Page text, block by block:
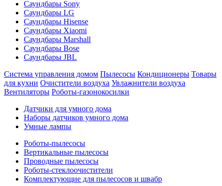
Саундбары Sony
Саундбары LG
Саундбары Hisense
Саундбары Xiaomi
Саундбары Marshall
Саундбары Bose
Саундбары JBL
Система управления домом Пылесосы Кондиционеры Товары
для кухни Очистители воздуха Увлажнители воздуха
Вентиляторы Роботы-газонокосилки
Датчики для умного дома
Наборы датчиков умного дома
Умные лампы
Роботы-пылесосы
Вертикальные пылесосы
Проводные пылесосы
Роботы-стеклоочистители
Комплектующие для пылесосов и швабр